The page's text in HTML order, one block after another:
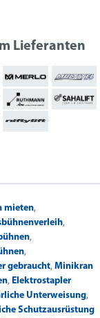
Lieferanten
mieten,
,
,
,
gebraucht, Minikran
, Elektrostapler
Unterweisung,
Schutzausrüstung